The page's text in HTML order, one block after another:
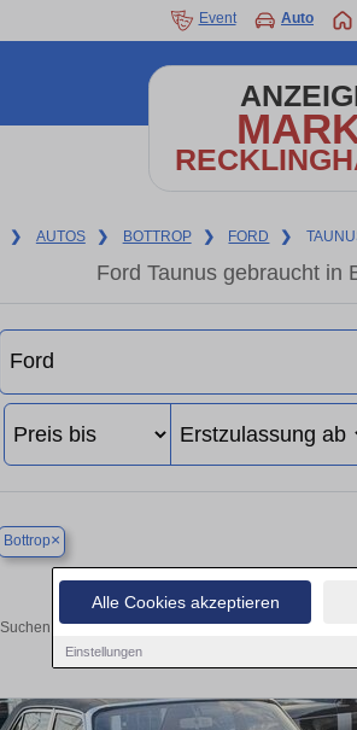
Alle Cookies akzeptieren
Einstellungen
Event Auto
❯ AUTOS ❯ BOTTROP ❯ FORD ❯
Ford Taunus gebraucht in
Bottrop×
Finden
Suchen Sie in Bottrop einen Ford Taunus